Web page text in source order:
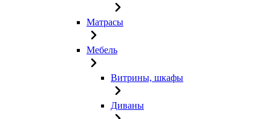
Матрасы
Мебель
Витрины, шкафы
Диваны